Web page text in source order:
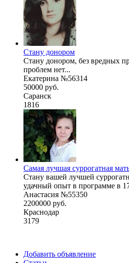
Стану донором
Стану донором, без вредных
проблем нет...
Екатерина №56314
50000 руб.
Саранск
1816
Самая лучшая суррогатная
Стану вашей лучшей
удачный опыт в программе в
Анастасия №55350
2200000 руб.
Краснодар
3179
Добавить объявление